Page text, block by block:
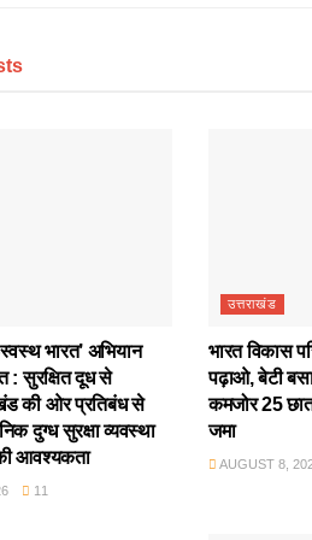
भारत’ अभियान
: सुरक्षित दूध से
की ओर प्रतिबंध से
दुग्ध सुरक्षा व्यवस्था
आवश्यकता
11
उत्तराखंड
भारत विकास
पढ़ाओ, बेटी
कमजोर 25
जमा
AUGUST 8,